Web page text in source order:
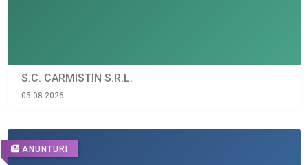
S.C. CARMISTIN S.R.L.
05.08.2026
ANUNTURI